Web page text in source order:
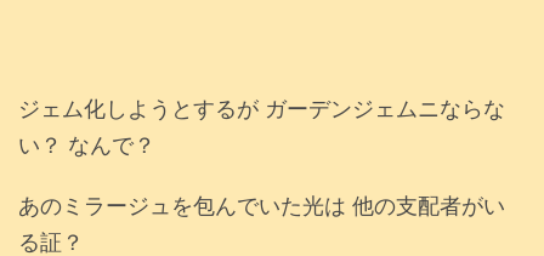
ジェム化しようとするが ガーデンジェムニならな
い？ なんで？
あのミラージュを包んでいた光は 他の支配者がい
る証？